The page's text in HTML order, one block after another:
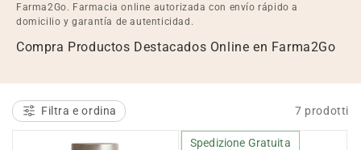
l
l
z
i
Farma2Go. Farmacia online autorizada con envío rápido a
domicilio y garantía de autenticidad.
Compra Productos Destacados Online en Farma2Go
Filtra e ordina 7 prodotti
Spedizione Gratuita